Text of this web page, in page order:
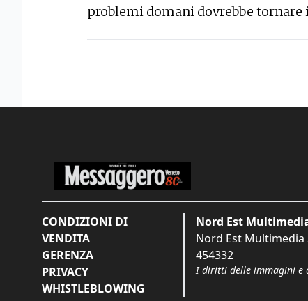
problemi domani dovrebbe tornare
CONDIZIONI DI
VENDITA
GERENZA
PRIVACY
WHISTLEBLOWING
Nord Est
Nord Est Multimedia
454332
I diritti delle immagini e